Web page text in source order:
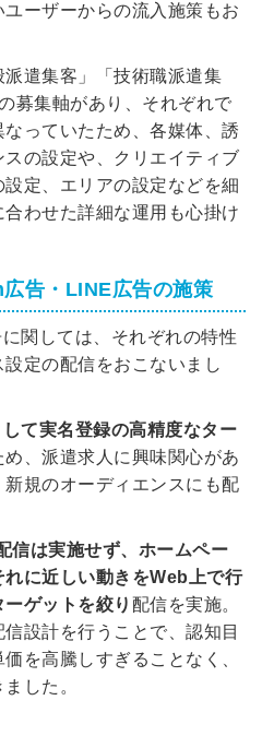
ーザーからの流入施策もお
遣集客」「技術職派遣集
募集軸があり、それぞれで
っていたため、各媒体、誘
の設定や、クリエイティブ
定、エリアの設定などを細
わせた詳細な運用も心掛け
告・LINE広告の施策
関しては、それぞれの特性
定の配信をおこないまし
て実名登録の高精度なター
め、派遣求人に興味関心があ
規のオーディエンスにも配
信は実施せず、ホームペー
に近しい動きをWeb上で行
ゲットを絞り 配信を実施。
設計を行うことで、認知目
を高騰しすぎることなく、
した。
単10秒！無料会員登録
採用課題の解決、新しい採用の
取り組みなどを取材したインタ
ビュー記事が読める
採用にまつわる独自の調査レポ
採用に役立つ記事・資料が届く
ールアドレス